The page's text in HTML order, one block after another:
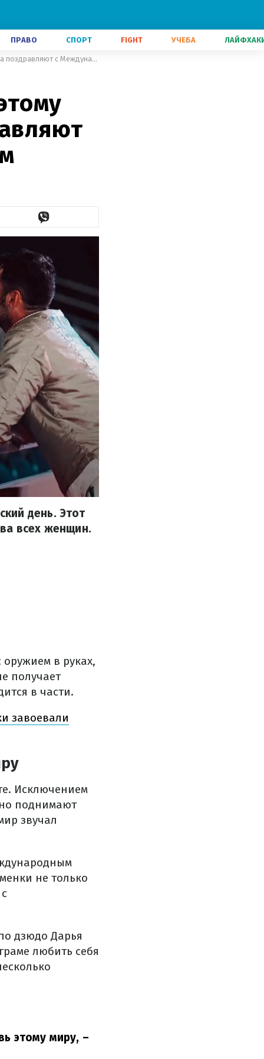
ПРАВО СПОРТ FIGHT УЧЕБА
"Любите себя и дарите любовь этому миру": как звезды спорта поздравляют с Международным женским днем
день. Этот
всех женщин.
в руках,
получает
в части.
завоевали
Исключением
поднимают
звучал
не только
дзюдо Дарья
любить себя
этому миру, –